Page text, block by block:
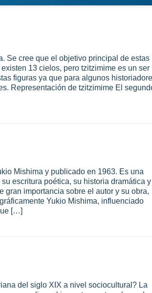
Se cree que el objetivo principal de estas
13 cielos, pero tzitzimime es un ser
figuras ya que para algunos
Representación de tzitzimime El
Mishima y publicado en 1963. Es una
escritura poética, su historia dramática y
gran importancia sobre el autor y su obra,
Yukio Mishima, influenciado
[…]
del siglo XIX a nivel sociocultural? La